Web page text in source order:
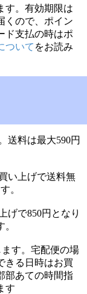
す。有効期限は
くので、ポイン
ド支払の時はポ
ついて をお読み
送料は最大590円
い上げで送料無
。
げで850円となり
す。宅配便の場
きる日時はお買
部あての時間指
す